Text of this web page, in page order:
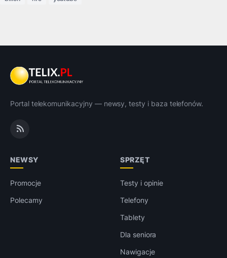
Portal telekomunikacyjny — newsy, testy i baza telefonów.
NEWSY
Promocje
Polecamy
SPRZĘT
Testy i opinie
Telefony
Tablety
Dla seniora
Nawigacje